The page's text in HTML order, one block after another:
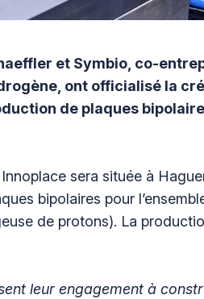
et Symbio, co-
ont officialisé la
de plaques
sera située à
bipolaires pour
de protons). La
leur engagement à